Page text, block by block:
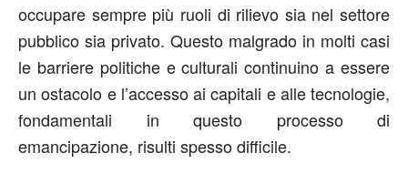
occupare sempre più ruoli di rilievo sia nel settore
pubblico sia privato. Questo malgrado in molti casi
le barriere politiche e culturali continuino a essere
un ostacolo e l’accesso ai capitali e alle tecnologie,
fondamentali in questo processo di
emancipazione, risulti spesso difficile.